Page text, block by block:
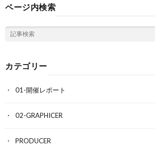
ページ内検索
カテゴリー
01-開催レポート
02-GRAPHICER
PRODUCER